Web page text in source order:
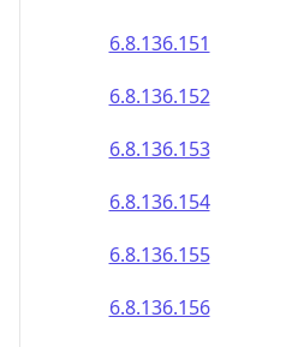
6.8.136.151
6.8.136.152
6.8.136.153
6.8.136.154
6.8.136.155
6.8.136.156